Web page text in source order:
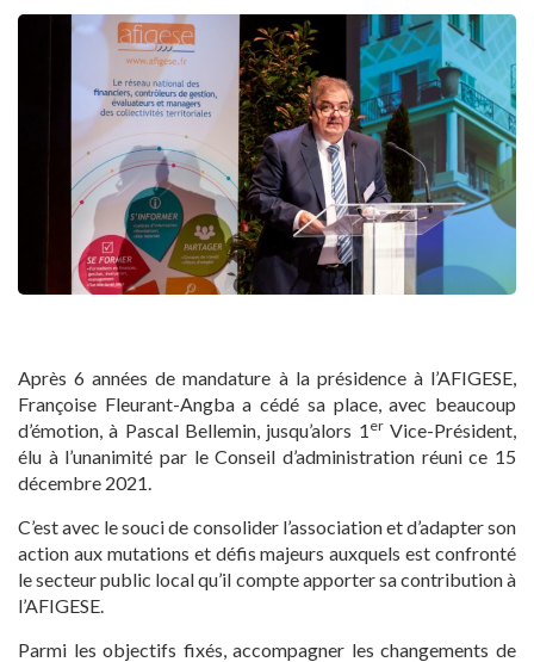
Après 6 années de mandature à la présidence à l’AFIGESE,
Françoise Fleurant-Angba a cédé sa place, avec beaucoup
d’émotion, à Pascal Bellemin, jusqu’alors 1 erVice-Président,
élu à l’unanimité par le Conseil d’administration réuni ce 15
décembre 2021.
C’est avec le souci de consolider l’association et d’adapter son
action aux mutations et défis majeurs auxquels est confronté
le secteur public local qu’il compte apporter sa contribution à
l’AFIGESE.
Parmi les objectifs fixés, accompagner les changements de